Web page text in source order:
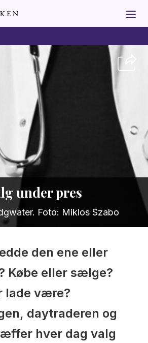
under pres
Foto: Miklos Szabo
den ene eller
Købe eller sælge?
lade være?
daytraderen og
hver dag valg